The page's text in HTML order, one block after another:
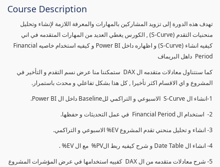
Course Description
تهدف هذه الدورة إلى تزويد المشاركين بالمهارات والمعرفة اللازمة لإنشاء وتحليل
منحنيات التقدم (S-Curve) , الكورس يغطي العديد من المهارات المتقدمه في اني
كيفيه انشاء (S-Curve) و اظهاره داخل Power BI و كيفيه استخدام خاصيه Financial
Period داهل البريماف
كما سنتناول معادلات متقدمه ال DAX ستمكننا منا عرض نسم التقدم و التأخير في
المشروع و اي الاقسام اكثر تأخيرا , كل هذا بشكل تفاعلي و محدث باستمرار.
1-انشاء ال S-Curve الاسبوعي و التراكمي للBaseline داخل ال Power BI.
2- استخدام ال Financial Period في عمل التحديثات و حفظها.
3- انشاء و تحليل منحني تقدم المشروع EV% الاسبوعي و التراكمي.
4- انشاء ال Date Table و شرح كيفيه ربط الPV% مع ال EV% .
5- شرح معادلات متقدمه من ال DAX كفييه استخدامها في عرض المؤشرات المشروع